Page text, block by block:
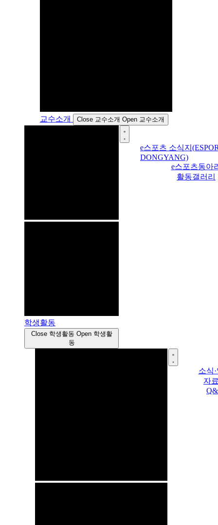
교수소개 Close 교수소개 Open 교수소개
학생활동
Close 학생활동 Open 학생활
동
e스포츠 소식지
DONGYANG)
e스포츠동아
활동갤러리
소식
자